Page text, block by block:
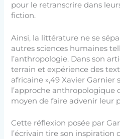
pour le retranscrire dans
fiction.
Ainsi, la littérature ne se
autres sciences humaines
l’anthropologie. Dans son
terrain et expérience des
africaine »,49 Xavier Garnier
l’approche anthropologique
moyen de faire advenir leur
Cette réflexion posée par
l’écrivain tire son inspiration